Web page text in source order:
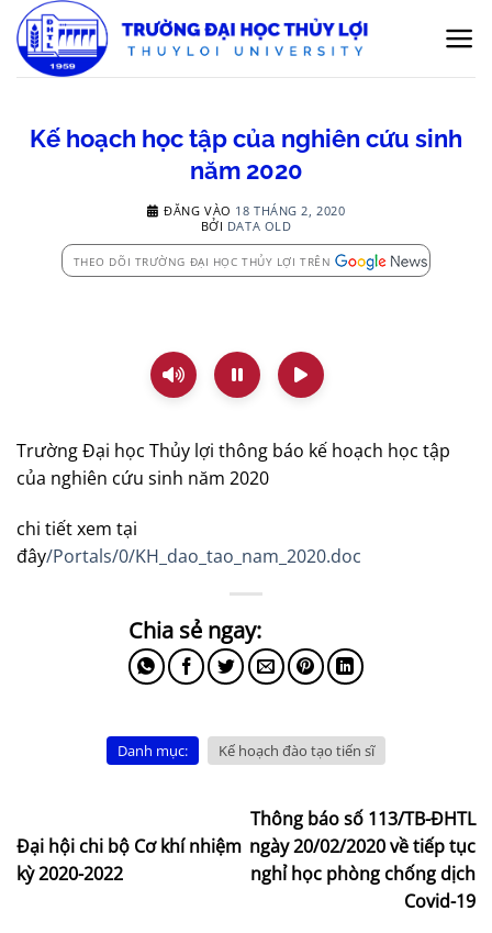
qua
nội
Kế hoạch học tập của nghiên cứu sinh
năm 2020
ĐĂNG VÀO 18 THÁNG 2, 2020
BỞI DATA OLD
THEO DÕI TRƯỜNG ĐẠI HỌC THỦY LỢI TRÊN
Trường Đại học Thủy lợi thông báo kế hoạch học tập
của nghiên cứu sinh năm 2020
chi tiết xem tại
đây/Portals/0/KH_dao_tao_nam_2020.doc
Danh mục: Kế hoạch đào tạo tiến sĩ
Đại hội chi bộ Cơ khí nhiệm
kỳ 2020-2022
Thông báo số 113/TB-ĐHTL
ngày 20/02/2020 về tiếp tục
nghỉ học phòng chống dịch
Covid-19